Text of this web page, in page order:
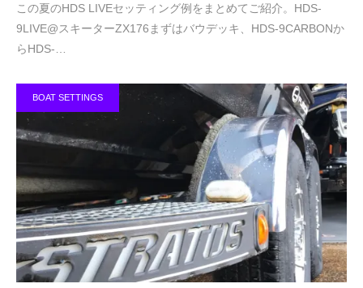
この夏のHDS LIVEセッティング例をまとめてご紹介。HDS-
9LIVE@スキーターZX176まずはバウデッキ、HDS-9CARBONか
らHDS-…
BOAT SETTINGS